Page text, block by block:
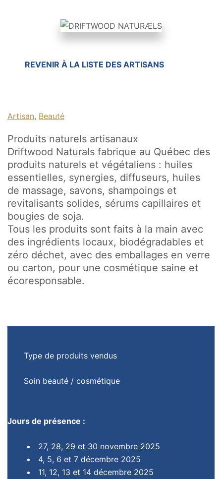
REVENIR À LA LISTE DES ARTISANS
Artisan, Beauté
Produits naturels artisanaux
Driftwood Naturals fabrique au Québec des
produits naturels et végétaliens : huiles
essentielles, synergies, diffuseurs, huiles
de massage, savons, shampoings et
revitalisants solides, sérums capillaires et
bougies de soja.
Tous les produits sont faits à la main avec
des ingrédients locaux, biodégradables et
zéro déchet, avec des emballages en verre
ou carton, pour une cosmétique saine et
écoresponsable.
Type de produits vendus
Soin beauté / cosmétique
Jours de présence :
27, 28, 29 et 30 novembre 2025
4, 5, 6 et 7 décembre 2025
11, 12, 13 et 14 décembre 2025